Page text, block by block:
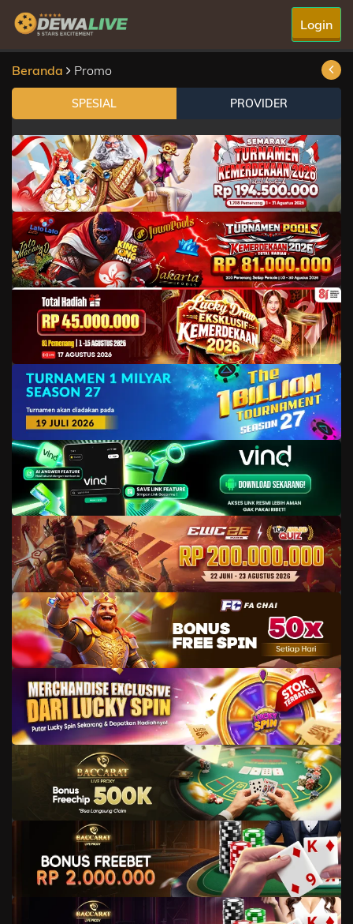
Login
Beranda Promo
SPESIAL PROVIDER